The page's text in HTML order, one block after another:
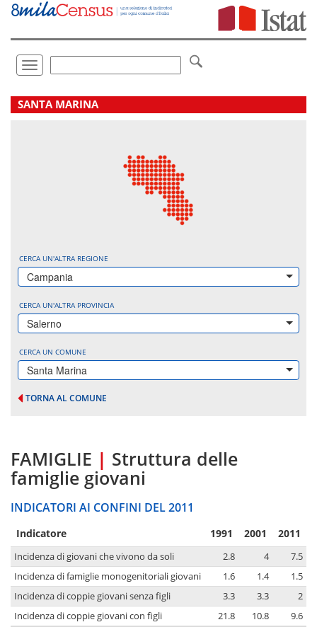
Vai
direttamente
Toggle
navigation
.
SANTA MARINA
CERCA UN'ALTRA REGIONE
Campania
CERCA UN'ALTRA PROVINCIA
Salerno
CERCA UN COMUNE
Santa Marina
TORNA AL COMUNE
FAMIGLIE | Struttura delle
famiglie giovani
INDICATORI AI CONFINI DEL 2011
Indicatore 1991 2001 2011
Incidenza di giovani che vivono da soli 2.8 4
7.5
Incidenza di famiglie monogenitoriali giovani
1.6 1.4
1.5
Incidenza di coppie giovani senza figli
3.3 3.3
2
Incidenza di coppie giovani con figli
21.8 10.8 9.6